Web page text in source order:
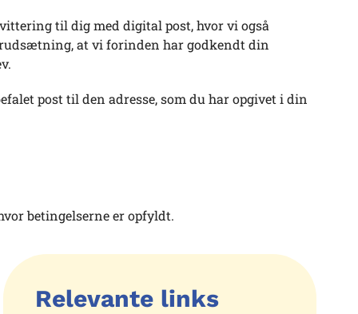
til dig med digital post, hvor vi også
at vi forinden har godkendt din
post til den adresse, som du har opgivet i din
betingelserne er opfyldt.
Relevante links